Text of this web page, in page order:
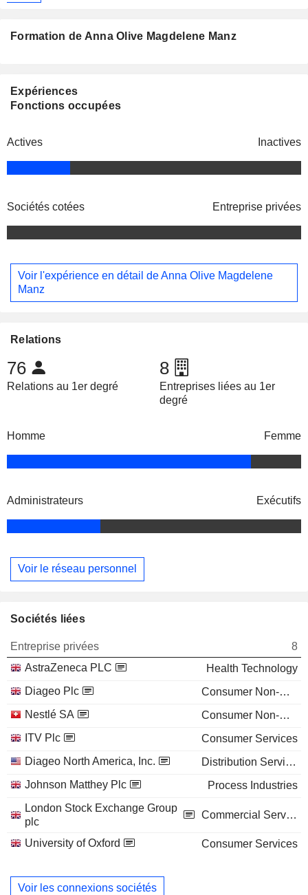
Formation de Anna Olive Magdelene Manz
Expériences
Fonctions occupées
Actives Inactives
Sociétés cotées Entreprise privées
Voir l'expérience en détail de Anna Olive Magdelene
Manz
Relations
76
Relations au 1er degré
8
Entreprises liées au 1er
degré
Homme Femme
Administrateurs Exécutifs
Voir le réseau personnel
Sociétés liées
Entreprise privées
8
AstraZeneca PLC
Health Technology
Diageo Plc
Consumer Non-Durables
Nestlé SA
Consumer Non-Durables
ITV Plc
Consumer Services
Diageo North America, Inc.
Distribution Services
Johnson Matthey Plc
Process Industries
London Stock Exchange Group
plc
Commercial Services
University of Oxford Consumer Services
Voir les connexions sociétés